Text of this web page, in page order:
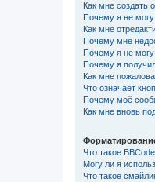
Как мне создать
Почему я не могу
Как мне
Почему мне
Почему я не
Почему я
Как мне
Что означает
Почему моё
Как мне вновь
Что такое
Могу ли я
Что такое